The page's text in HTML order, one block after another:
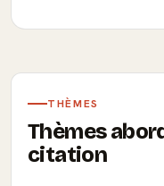
THÈMES
Thèmes
citation